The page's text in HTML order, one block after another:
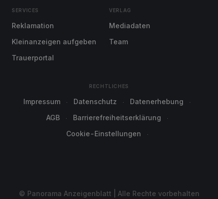
SERVICES
Reklamation
Kleinanzeigen aufgeben
Trauerportal
VERLAG
Mediadaten
Team
RECHTLICHES
Impressum Datenschutz
Datenerhebung
AGB
Barrierefreiheitserklärung
Cookie-Einstellungen
© Panorama Anzeigenblatt | Alle Rechte vorbehalten